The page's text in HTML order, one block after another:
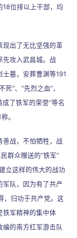
18位排以上干部，均
出了无比坚强的革
先攻入武昌城。战
士墓，安葬曹渊等191
死”、 “先烈之血”、
成了铁军的荣誉”等名
。
战，不怕牺牲，战
群众赠送的“铁军”
立这样的伟大的战功
军队，因为有了共产
，归功于共产党。这
铁军精神的集中体
的南方红军游击队